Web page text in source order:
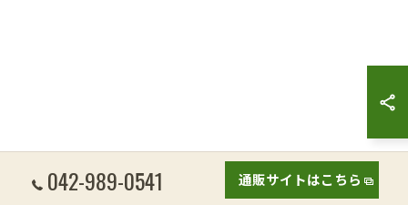
042-989-0541 通販サイトはこちら